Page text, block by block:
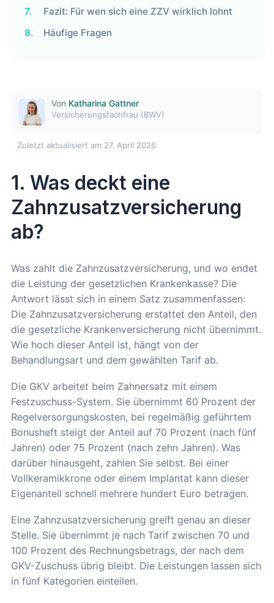
7.
Fazit: Für wen sich eine ZZV wirklich lohnt
8.
Häufige Fragen
Von Katharina Gattner
Versicherungsfachfrau (BWV)
Zuletzt aktualisiert am 27. April 2026
1. Was deckt eine
Zahnzusatzversicherung
ab?
Was zahlt die Zahnzusatzversicherung, und wo endet
die Leistung der gesetzlichen Krankenkasse? Die
Antwort lässt sich in einem Satz zusammenfassen:
Die Zahnzusatzversicherung erstattet den Anteil, den
die gesetzliche Krankenversicherung nicht übernimmt.
Wie hoch dieser Anteil ist, hängt von der
Behandlungsart und dem gewählten Tarif ab.
Die GKV arbeitet beim Zahnersatz mit einem
Festzuschuss-System. Sie übernimmt 60 Prozent der
Regelversorgungskosten, bei regelmäßig geführtem
Bonusheft steigt der Anteil auf 70 Prozent (nach fünf
Jahren) oder 75 Prozent (nach zehn Jahren). Was
darüber hinausgeht, zahlen Sie selbst. Bei einer
Vollkeramikkrone oder einem Implantat kann dieser
Eigenanteil schnell mehrere hundert Euro betragen.
Eine Zahnzusatzversicherung greift genau an dieser
Stelle. Sie übernimmt je nach Tarif zwischen 70 und
100 Prozent des Rechnungsbetrags, der nach dem
GKV-Zuschuss übrig bleibt. Die Leistungen lassen sich
in fünf Kategorien einteilen.